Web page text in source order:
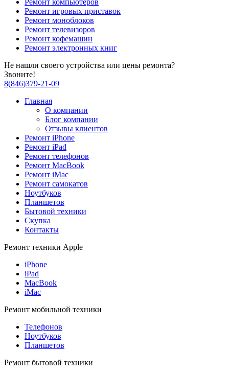
Ремонт компьютеров
Ремонт игровых приставок
Ремонт моноблоков
Ремонт телевизоров
Ремонт кофемашин
Ремонт электронных книг
Не нашли своего устройства или цены ремонта?
Звоните!
8(846)379-21-09
Главная
О компании
Блог компании
Отзывы клиентов
Ремонт iPhone
Ремонт iPad
Ремонт телефонов
Ремонт MacBook
Ремонт iMac
Ремонт самокатов
Ноутбуков
Планшетов
Бытовой техники
Скупка
Контакты
Ремонт техники Apple
iPhone
iPad
MacBook
iMac
Ремонт мобильной техники
Телефонов
Ноутбуков
Планшетов
Ремонт бытовой техники